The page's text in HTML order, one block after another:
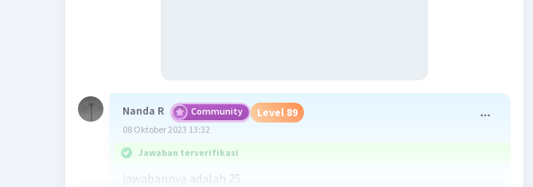
Nanda R Community Level 89
08 Oktober 2023 13:32
Jawaban terverifikasi
jawabannya adalah 25